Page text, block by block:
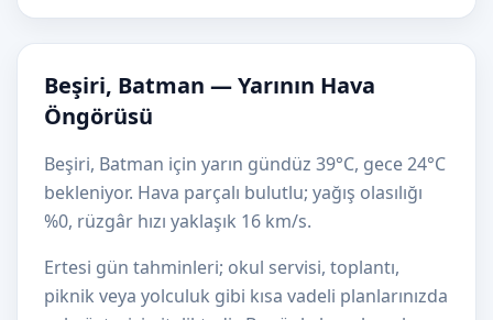
Beşiri, Batman — Yarının Hava
Öngörüsü
Beşiri, Batman için yarın gündüz 39°C, gece 24°C
bekleniyor. Hava parçalı bulutlu; yağış olasılığı
%0, rüzgâr hızı yaklaşık 16 km/s.
Ertesi gün tahminleri; okul servisi, toplantı,
piknik veya yolculuk gibi kısa vadeli planlarınızda